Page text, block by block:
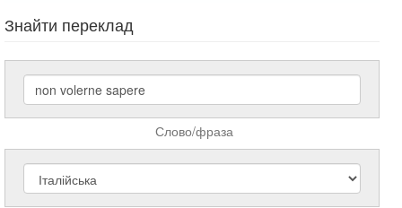
Знайти переклад
Слово/фраза